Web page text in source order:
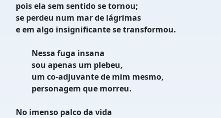
pois ela sem sentido se tornou;
se perdeu num mar de lágrimas
e em algo insignificante se transformou.
Nessa fuga insana
sou apenas um plebeu,
um co-adjuvante de mim mesmo,
personagem que morreu.
No imenso palco da vida